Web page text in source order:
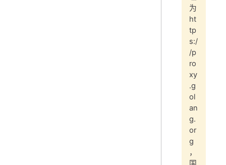
为
ht
tp
s:/
/p
ro
xy
.g
ol
an
g.
or
g
，